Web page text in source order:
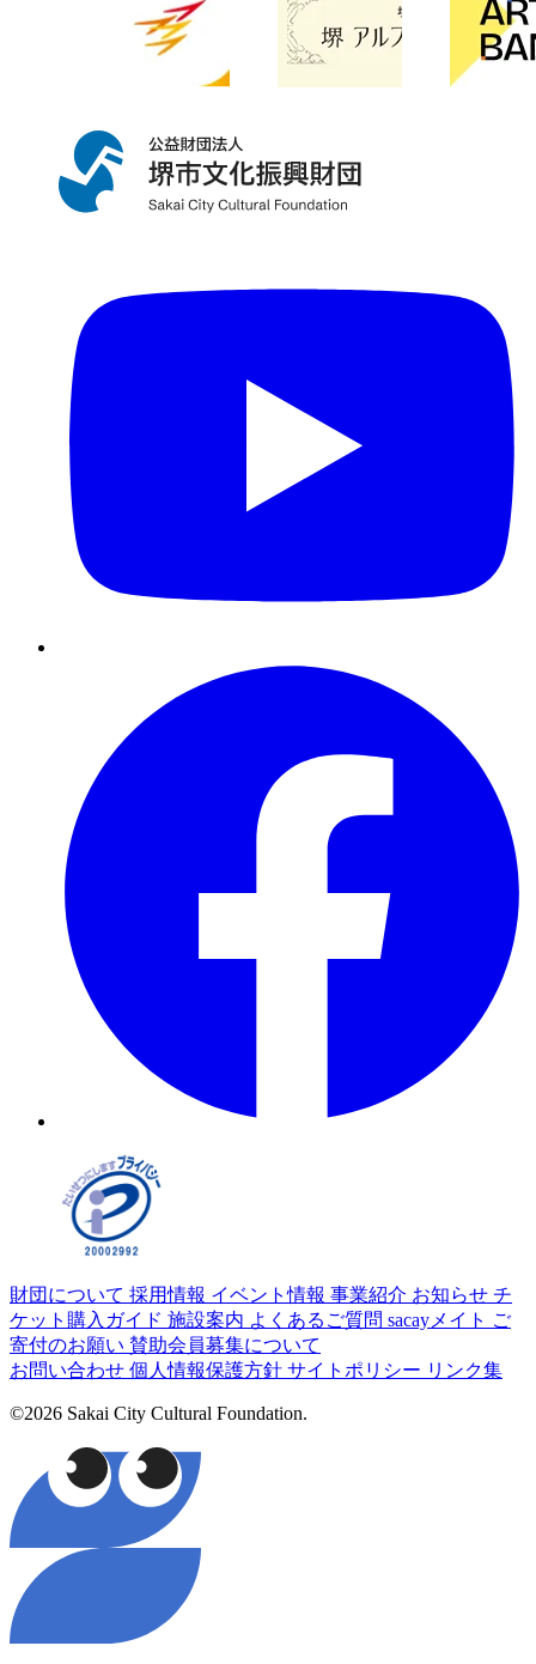
財団について 採用情報 イベント情報 事業紹介 お知らせ チ
ケット購入ガイド 施設案内 よくあるご質問 sacayメイト ご
寄付のお願い 賛助会員募集について
お問い合わせ 個人情報保護方針 サイトポリシー リンク集
©2026 Sakai City Cultural Foundation.